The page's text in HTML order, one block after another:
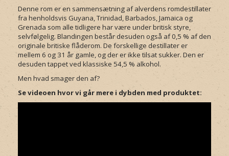
Denne rom er en sammensætning af alverdens romdestillater
fra henholdsvis Guyana, Trinidad, Barbados, Jamaica og
Grenada som alle tidligere har være under britisk styre,
selvfølgelig. Blandingen består desuden også af 0,5 % af den
originale britiske flåderom. De forskellige destillater er
mellem 6 og 31 år gamle, og der er ikke tilsat sukker. Den er
desuden tappet ved klassiske 54,5 % alkohol.
Men hvad smager den af?
Se videoen hvor vi går mere i dybden med produktet: